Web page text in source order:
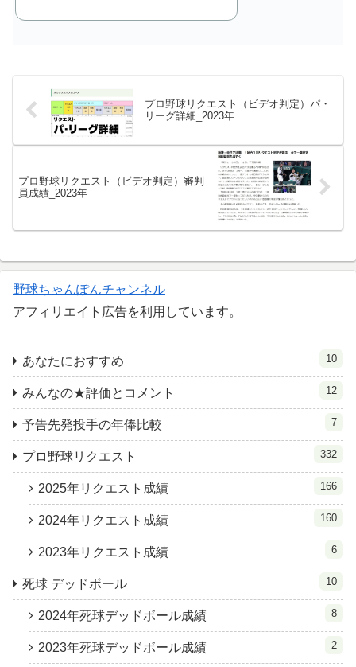
無いものの、スッキリ感は確実に
プロ野球リクエスト（ビデオ判定）パ・
リーグ詳細_2023年
プロ野球リクエスト（ビデオ判定）審判
員成績_2023年
野球ちゃんぽんチャンネル
アフィリエイト広告を利用しています。
あなたにおすすめ 10
みんなの★評価とコメント 12
予告先発投手の年俸比較 7
プロ野球リクエスト 332
2025年リクエスト成績 166
2024年リクエスト成績 160
2023年リクエスト成績 6
死球 デッドボール 10
2024年死球デッドボール成績 8
2023年死球デッドボール成績 2